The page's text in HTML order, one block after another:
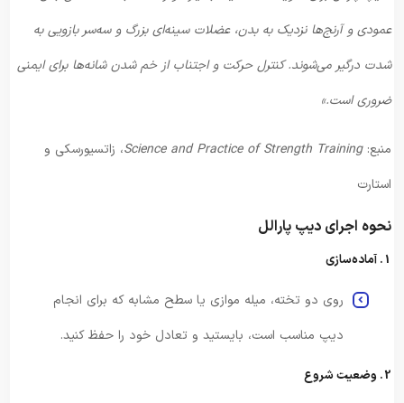
عمودی و آرنج‌ها نزدیک به بدن، عضلات سینه‌ای بزرگ و سه‌سر بازویی به
شدت درگیر می‌شوند. کنترل حرکت و اجتناب از خم شدن شانه‌ها برای ایمنی
ضروری است.»
منبع:Science and Practice of Strength Training، زاتسیورسکی و
استارت
نحوه اجرای دیپ پارالل
1. آماده‌سازی
روی دو تخته، میله موازی یا سطح مشابه که برای انجام
دیپ مناسب است، بایستید و تعادل خود را حفظ کنید.
2. وضعیت شروع